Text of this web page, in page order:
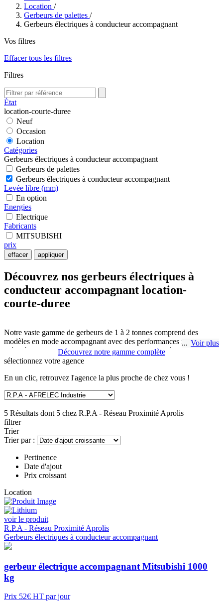
Location /
Gerbeurs de palettes /
Gerbeurs électriques à conducteur accompagnant
Vos filtres
Effacer tous les filtres
Filtres
État
location-courte-duree
Neuf
Occasion
Location
Catégories
Gerbeurs électriques à conducteur accompagnant
Gerbeurs de palettes
Gerbeurs électriques à conducteur accompagnant
Levée libre (mm)
En option
Energies
Electrique
Fabricants
MITSUBISHI
prix
effacer appliquer
Découvrez nos gerbeurs électriques à
conducteur accompagnant location-
courte-duree
Notre vaste gamme de gerbeurs de 1 à 2 tonnes comprend des
modèles en mode accompagnant avec des performances intuitives,
inégalées et une excellente valeur. Pratique et faciles à utiliser pour
des déplacements rapides sur de plus longues distances, les gerbeurs
des palettes, même dans des espaces très réduits
Les gerbeurs électriques à conducteur accompagnant sont très les
outils adéquats pour la manutention de marchandises. R.P.A -
Réseau Proximité Aprolis à SAINTE CATHERINE LES ARRAS
vous propose aussi des gerbeurs électriques location-courte-duree
combinant conducteur accompagnant et conducteur porté.
Voir plus
Découvrez notre gamme complète
sélectionnez votre agence
En un clic, retrouvez l'agence la plus proche de chez vous !
5 Résultats dont 5 chez R.P.A - Réseau Proximité Aprolis
filtrer
Trier
Trier par :
Pertinence
Date d'ajout
Prix croissant
Location
voir le produit
R.P.A - Réseau Proximité Aprolis
Gerbeurs électriques à conducteur accompagnant
gerbeur électrique accompagnant Mitsubishi 1000
kg
Prix 52€ HT par jour